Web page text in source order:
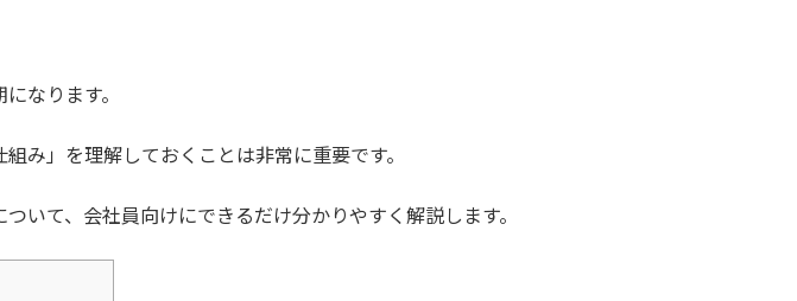
なります。
み」を理解しておくことは非常に重要です。
いて、会社員向けにできるだけ分かりやすく解説します。